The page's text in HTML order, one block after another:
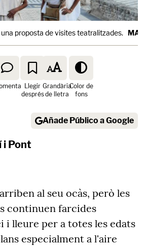
proposta de visites teatralitzades. MAC
Llegir
després
Grandària
de lletra
Color de
fons
Añade Público a Google
i Pont
al seu ocàs, però les
continuen farcides
i lleure per a totes les edats
especialment a l'aire